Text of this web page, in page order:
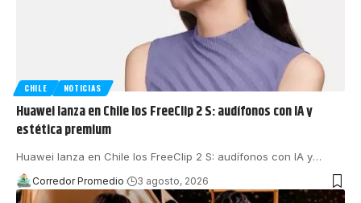
CHILE NOTICIAS
Huawei lanza en Chile los FreeClip 2 S: audífonos con IA y
estética premium
Huawei lanza en Chile los FreeClip 2 S: audífonos con IA y…
Corredor Promedio 3 agosto, 2026